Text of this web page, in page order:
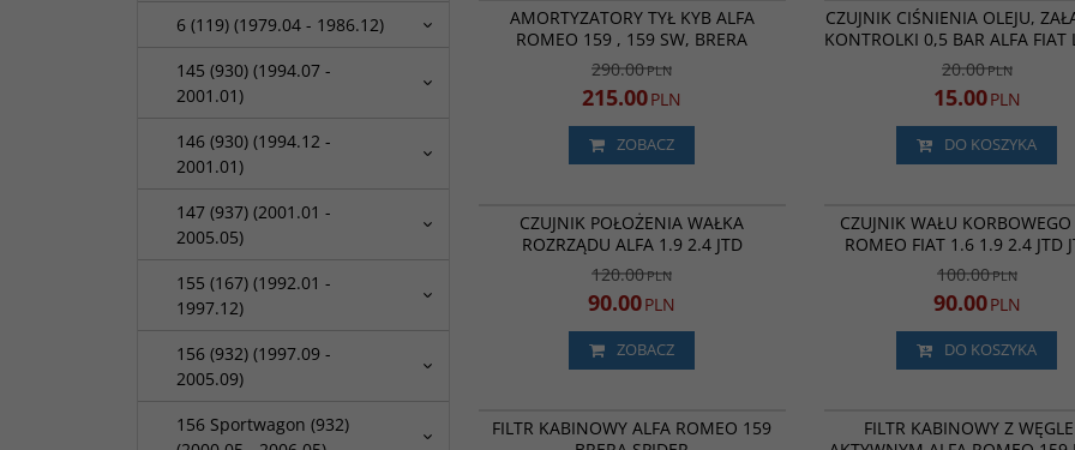
NOWOŚĆ PROMOCJA
AMORTYZATORY TYŁ KYB ALFA
ROMEO 159 , 159 SW, BRERA
290.00PLN
215.00PLN
ZOBACZ
CZUJNIK CIŚNIENIA OLEJU,
KONTROLKI 0,5 BAR ALFA FIAT
20.00PLN
15.00PLN
DO KOSZYKA
PROMOCJA
CZUJNIK POŁOŻENIA WAŁKA
ROZRZĄDU ALFA 1.9 2.4 JTD
120.00PLN
90.00PLN
ZOBACZ
NOWOŚĆ
CZUJNIK WAŁU KORBOWEGO
ROMEO FIAT 1.6 1.9 2.4 JTD
100.00PLN
90.00PLN
DO KOSZYKA
PROMOCJA
FILTR KABINOWY ALFA ROMEO 159
FILTR KABINOWY Z
6 (119) (1979.04 - 1986.12)
145 (930) (1994.07 -
2001.01)
146 (930) (1994.12 -
2001.01)
147 (937) (2001.01 -
2005.05)
155 (167) (1992.01 -
1997.12)
156 (932) (1997.09 -
2005.09)
156 Sportwagon (932)